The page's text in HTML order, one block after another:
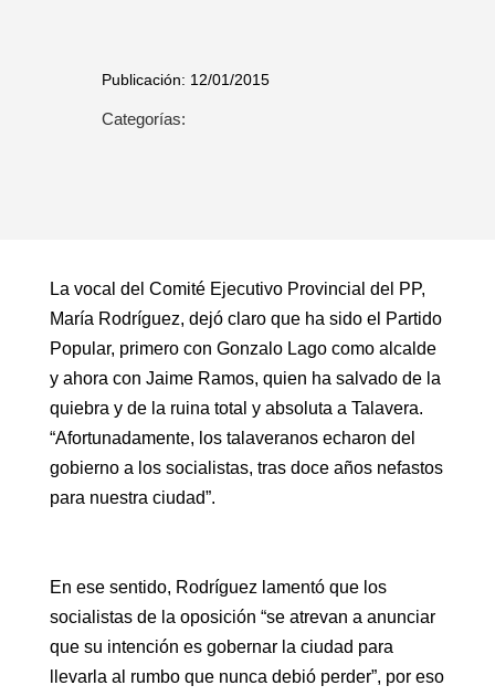
Publicación: 12/01/2015
Categorías:
La vocal del Comité Ejecutivo Provincial del PP,
María Rodríguez, dejó claro que ha sido el Partido
Popular, primero con Gonzalo Lago como alcalde
y ahora con Jaime Ramos, quien ha salvado de la
quiebra y de la ruina total y absoluta a Talavera.
“Afortunadamente, los talaveranos echaron del
gobierno a los socialistas, tras doce años nefastos
para nuestra ciudad”.
En ese sentido, Rodríguez lamentó que los
socialistas de la oposición “se atrevan a anunciar
que su intención es gobernar la ciudad para
llevarla al rumbo que nunca debió perder”, por eso